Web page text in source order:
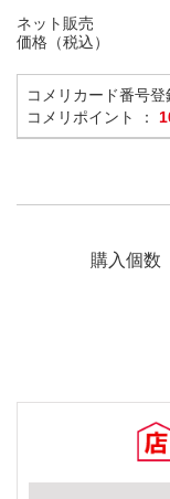
ネット販売
価格（税込）
コメリカード番号
コメリポイント ：
購入個数